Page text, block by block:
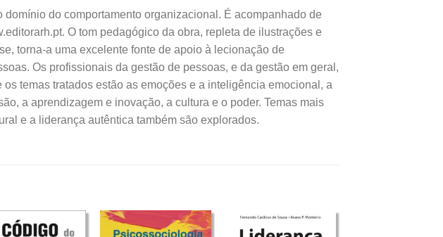
do comportamento organizacional. É acompanhado de
O tom pedagógico da obra, repleta de ilustrações e
torna-a uma excelente fonte de apoio à lecionação de
Os profissionais da gestão de pessoas, e da gestão em geral,
temas tratados estão as emoções e a inteligência emocional, a
a aprendizagem e inovação, a cultura e o poder. Temas mais
e a liderança autêntica também são explorados.